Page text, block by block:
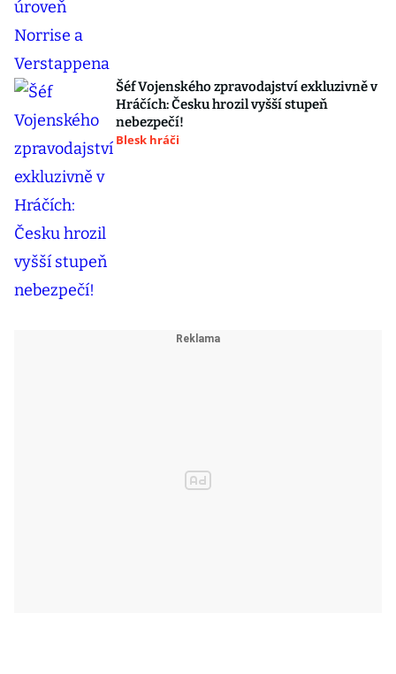
Šéf Vojenského zpravodajství exkluzivně v
Hráčích: Česku hrozil vyšší stupeň
nebezpečí!
Blesk hráči